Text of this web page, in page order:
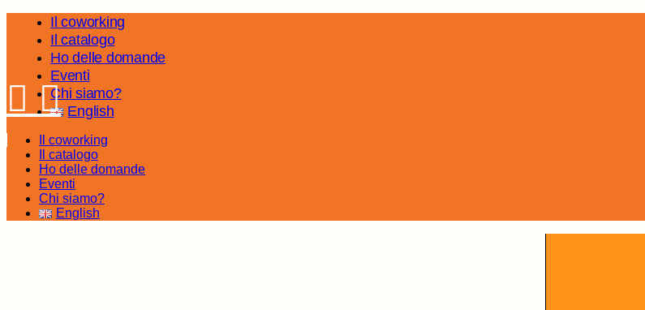
content
Il coworking
Il catalogo
Ho delle domande
Eventi
Chi siamo?
English
Il coworking
Il catalogo
Ho delle domande
Eventi
Chi siamo?
English